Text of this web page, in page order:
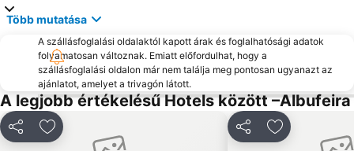
Több mutatása
A szállásfoglalási oldalaktól kapott árak és foglalhatósági adatok
folyamatosan változnak. Emiatt előfordulhat, hogy a
szállásfoglalási oldalon már nem találja meg pontosan ugyanazt az
ajánlatot, amelyet a trivagón látott.
A legjobb értékelésű Hotels között –Albufeira
MegosztásHozzáadás a kedvencekhez MegosztásHozzáadás